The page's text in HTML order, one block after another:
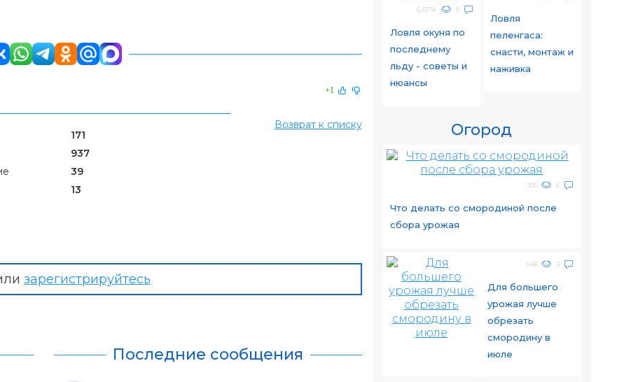
+1
171
937
39
13
Возврат к списку
зарегистрируйтесь
Последние сообщения
6.557K 5
Ловля окуня по
последнему
льду - советы и
нюансы
Ловля
пеленгаса:
снасти, монтаж и
наживка
Огород
305 6
Что делать со смородиной после
сбора урожая
548 3
Для большего
урожая лучше
обрезать
смородину в
июле